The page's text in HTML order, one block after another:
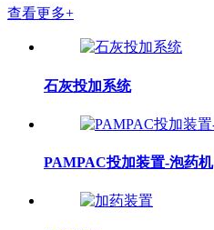
查看更多+
石灰投加系统
PAMPAC投加装置-泡药机